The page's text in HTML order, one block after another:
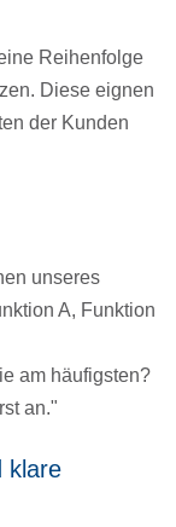
Reihenfolge
Diese eignen
der Kunden
unseres
A, Funktion
am häufigsten?
an."
klare